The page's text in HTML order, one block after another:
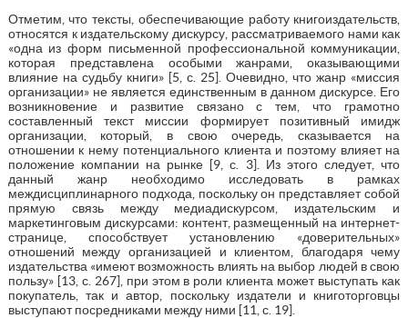
Отметим, что тексты, обеспечивающие работу книгоиздательств,
относятся к издательскому дискурсу, рассматриваемого нами как
«одна из форм письменной профессиональной коммуникации,
которая представлена особыми жанрами, оказывающими
влияние на судьбу книги» [5, с. 25]. Очевидно, что жанр «миссия
организации» не является единственным в данном дискурсе. Его
возникновение и развитие связано с тем, что грамотно
составленный текст миссии формирует позитивный имидж
организации, который, в свою очередь, сказывается на
отношении к нему потенциального клиента и поэтому влияет на
положение компании на рынке [9, с. 3]. Из этого следует, что
данный жанр необходимо исследовать в рамках
междисциплинарного подхода, поскольку он представляет собой
прямую связь между медиадискурсом, издательским и
маркетинговым дискурсами: контент, размещенный на интернет-
странице, способствует установлению «доверительных»
отношений между организацией и клиентом, благодаря чему
издательства «имеют возможность влиять на выбор людей в свою
пользу» [13, с. 267], при этом в роли клиента может выступать как
покупатель, так и автор, поскольку издатели и книготорговцы
выступают посредниками между ними [11, с. 19].